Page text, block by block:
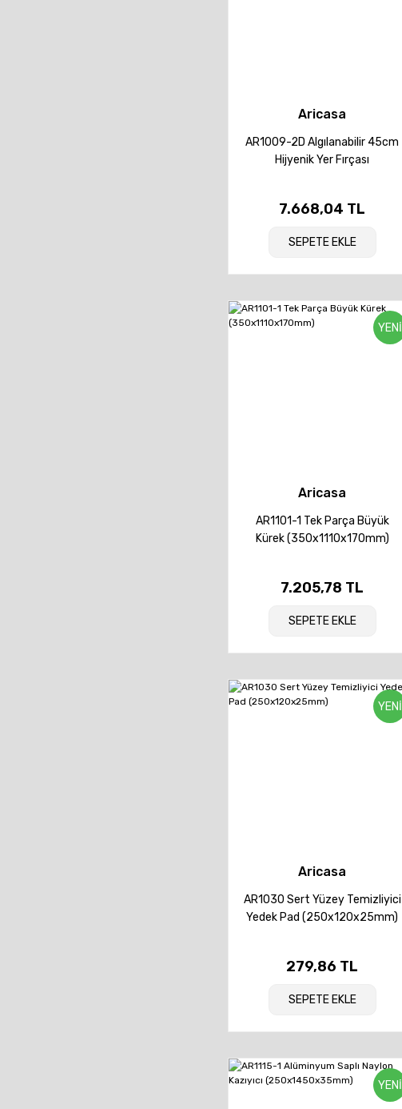
Aricasa
AR1009-2D Algılanabilir 45cm
Hijyenik Yer Fırçası
7.668,04 TL
SEPETE EKLE
Aricasa
AR1101-1 Tek Parça Büyük
Kürek (350x1110x170mm)
7.205,78 TL
SEPETE EKLE
YENİ
Aricasa
AR1030 Sert Yüzey Temizliyici
Yedek Pad (250x120x25mm)
279,86 TL
SEPETE EKLE
YENİ
YENİ